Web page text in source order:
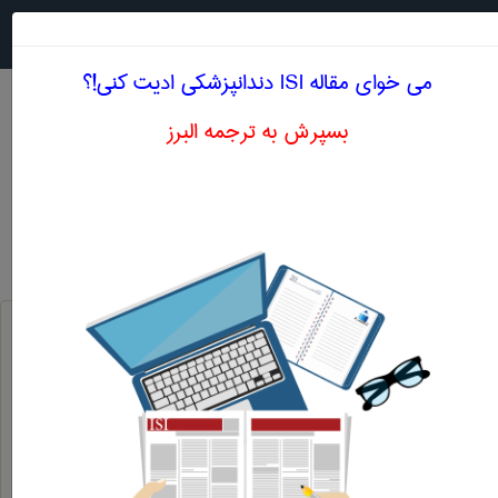
اصطلاحات تخصصی انگلیسی دندانپزشكی
سلول های پیش ساز
- Progenitor Cells
می خوای مقاله ISI دندانپزشكی ادیت کنی!؟
بسپرش به ترجمه البرز